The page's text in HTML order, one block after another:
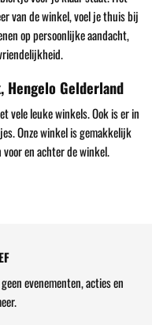
van de winkel, voel je thuis bij
op persoonlijke aandacht,
Hengelo Gelderland
vele leuke winkels. Ook is er in
Onze winkel is gemakkelijk
en achter de winkel.
evenementen, acties en